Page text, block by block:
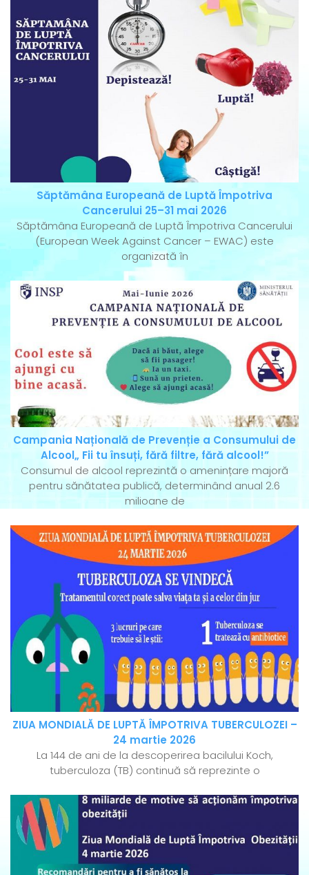
Săptămâna Europeană de Luptă Împotriva
Cancerului 25–31 mai 2026
Săptămâna Europeană de Luptă Împotriva Cancerului
(European Week Against Cancer – EWAC) este
organizată în
Campania Națională de Prevenție a Consumului de
Alcool„ Fii tu însuți, fără filtre, fără alcool!”
Consumul de alcool reprezintă o amenințare majoră
pentru sănătatea publică, determinând anual 2.6
milioane de
ZIUA MONDIALĂ DE LUPTĂ ÎMPOTRIVA TUBERCULOZEI –
24 martie 2026
La 144 de ani de la descoperirea bacilului Koch,
tuberculoza (TB) continuă să reprezinte o